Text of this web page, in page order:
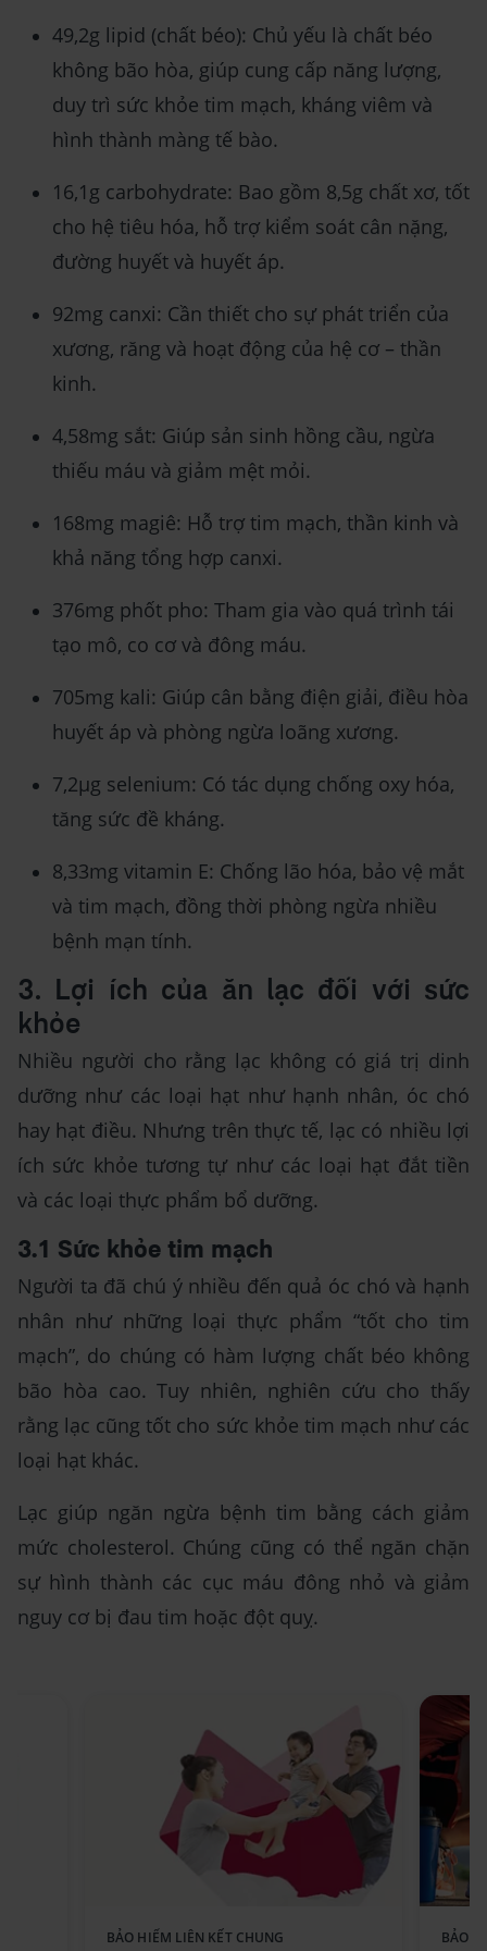
49,2g lipid (chất béo): Chủ yếu là chất béo
không bão hòa, giúp cung cấp năng lượng,
duy trì sức khỏe tim mạch, kháng viêm và
hình thành màng tế bào.
16,1g carbohydrate: Bao gồm 8,5g chất xơ, tốt
cho hệ tiêu hóa, hỗ trợ kiểm soát cân nặng,
đường huyết và huyết áp.
92mg canxi: Cần thiết cho sự phát triển của
xương, răng và hoạt động của hệ cơ – thần
kinh.
4,58mg sắt: Giúp sản sinh hồng cầu, ngừa
thiếu máu và giảm mệt mỏi.
168mg magiê: Hỗ trợ tim mạch, thần kinh và
khả năng tổng hợp canxi.
376mg phốt pho: Tham gia vào quá trình tái
tạo mô, co cơ và đông máu.
705mg kali: Giúp cân bằng điện giải, điều hòa
huyết áp và phòng ngừa loãng xương.
7,2µg selenium: Có tác dụng chống oxy hóa,
tăng sức đề kháng.
8,33mg vitamin E: Chống lão hóa, bảo vệ mắt
và tim mạch, đồng thời phòng ngừa nhiều
bệnh mạn tính.
3. Lợi ích của ăn lạc đối với sức
khỏe
Nhiều người cho rằng lạc không có giá trị dinh
dưỡng như các loại hạt như hạnh nhân, óc chó
hay hạt điều. Nhưng trên thực tế, lạc có nhiều lợi
ích sức khỏe tương tự như các loại hạt đắt tiền
và các loại thực phẩm bổ dưỡng.
3.1 Sức khỏe tim mạch
Người ta đã chú ý nhiều đến quả óc chó và hạnh
nhân như những loại thực phẩm “tốt cho tim
mạch”, do chúng có hàm lượng chất béo không
bão hòa cao. Tuy nhiên, nghiên cứu cho thấy
rằng lạc cũng tốt cho sức khỏe tim mạch như các
loại hạt khác.
Lạc giúp ngăn ngừa bệnh tim bằng cách giảm
mức cholesterol. Chúng cũng có thể ngăn chặn
sự hình thành các cục máu đông nhỏ và giảm
nguy cơ bị đau tim hoặc đột quỵ.
BẢO HIỂM LIÊN KẾT CHUNG BẢO